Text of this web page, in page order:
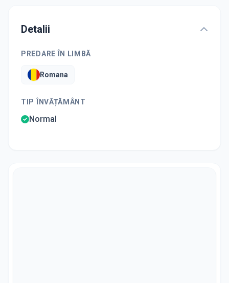
Detalii
PREDARE ÎN LIMBĂ
Romana
TIP ÎNVĂȚĂMÂNT
Normal